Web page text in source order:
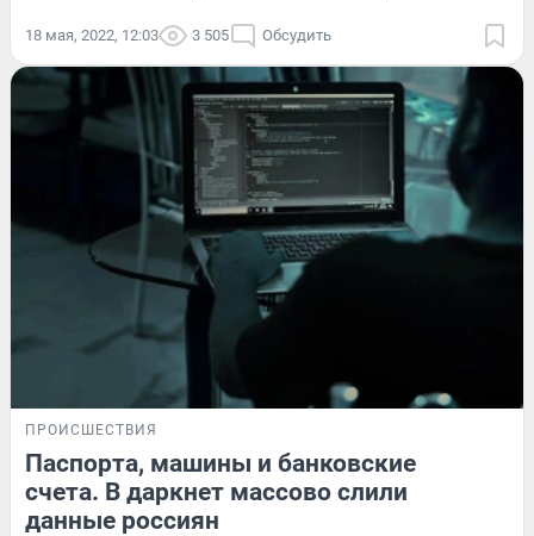
18 мая, 2022, 12:03 3 505 Обсудить
ПРОИСШЕСТВИЯ
Паспорта, машины и банковские
счета. В даркнет массово слили
данные россиян